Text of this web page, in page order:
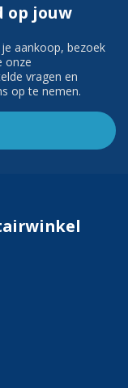
op jouw
aankoop, bezoek
onze
vragen en
op te nemen.